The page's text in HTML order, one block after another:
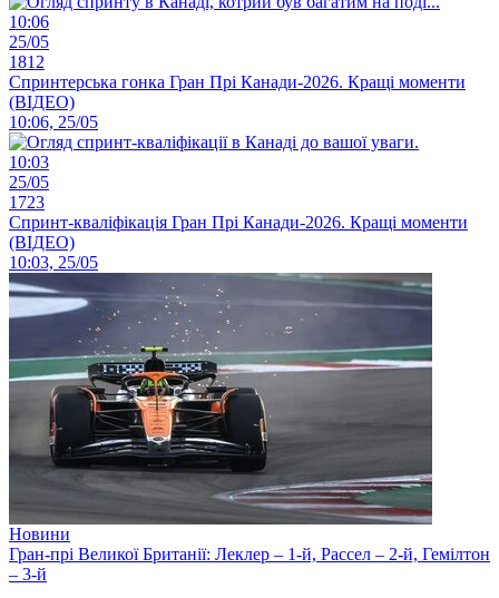
10:06
25/05
1812
Спринтерська гонка Гран Прі Канади-2026. Кращі моменти
(ВІДЕО)
10:06, 25/05
10:03
25/05
1723
Спринт-кваліфікація Гран Прі Канади-2026. Кращі моменти
(ВІДЕО)
10:03, 25/05
Новини
Гран-прі Великої Британії: Леклер – 1-й, Рассел – 2-й, Гемілтон
– 3-й